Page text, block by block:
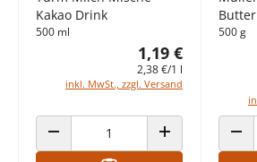
Kakao Drink
500 ml
1,19 €
2,38 €/1 l
inkl. MwSt., zzgl. Versand
ANZAHL VERRINGERN ANZAHL ERHÖHEN
500 g